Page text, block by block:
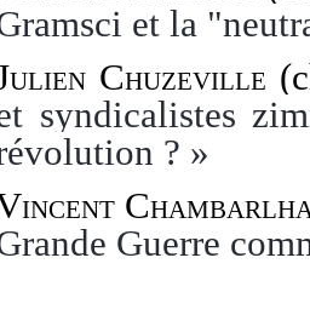
et la
Chuzeville
syndicalistes
? »
Guerre